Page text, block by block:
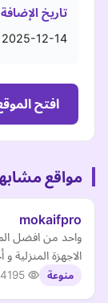
تاريخ الإضافة
2025-12-14
افتح
مواقع
mokaifpro
واحد من افضل
الاجهزة المنزلية
منوعة